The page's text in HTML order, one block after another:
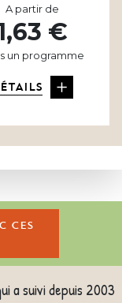
A partir de
€
un programme
ces
a suivi depuis 2003